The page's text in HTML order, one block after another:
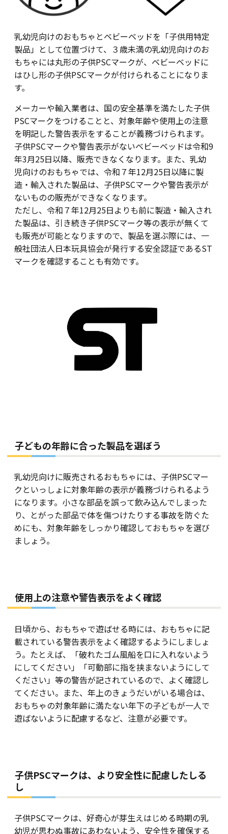
乳幼児向けのおもちゃとベビーベッドを「子供用特定
製品」として位置づけて、３歳未満の乳幼児向けのお
もちゃには丸形の子供PSCマークが、ベビーベッドに
はひし形の子供PSCマークが付けられることになりま
す。
メーカーや輸入業者は、国の安全基準を満たした子供
PSCマークをつけることと、対象年齢や使用上の注意
を明記した警告表示をすることが義務づけられます。
子供PSCマークや警告表示がないベビーベッドは令和9
年3月25日以降、販売できなくなります。また、乳幼
児向けのおもちゃでは、令和７年12月25日以降に製
造・輸入された製品は、子供PSCマークや警告表示が
ないものの販売ができなくなります。
ただし、令和７年12月25日よりも前に製造・輸入され
た製品は、引き続き子供PSCマーク等の表示が無くて
も販売が可能となりますので、製品を選ぶ際には、一
般社団法人日本玩具協会が発行する安全認証であるST
マークを確認することも有効です。
子どもの年齢に合った製品を選ぼう
乳幼児向けに販売されるおもちゃには、子供PSCマー
クといっしょに対象年齢の表示が義務づけられるよう
になります。小さな部品を誤って飲み込んでしまった
り、とがった部品で体を傷つけたりする事故を防ぐた
めにも、対象年齢をしっかり確認しておもちゃを選び
ましょう。
使用上の注意や警告表示をよく確認
日頃から、おもちゃで遊ばせる時には、おもちゃに記
載されている警告表示をよく確認するようにしましょ
う。たとえば、「破れたゴム風船を口に入れないよう
にしてください」「可動部に指を挟まないようにして
ください」等の警告が記されているので、よく確認し
てください。また、年上のきょうだいがいる場合は、
おもちゃの対象年齢に満たない年下の子どもが一人で
遊ばないように配慮するなど、注意が必要です。
子供PSCマークは、より安全性に配慮したしる
し
子供PSCマークは、好奇心が芽生えはじめる時期の乳
幼児が思わぬ事故にあわないよう、安全性を確保する